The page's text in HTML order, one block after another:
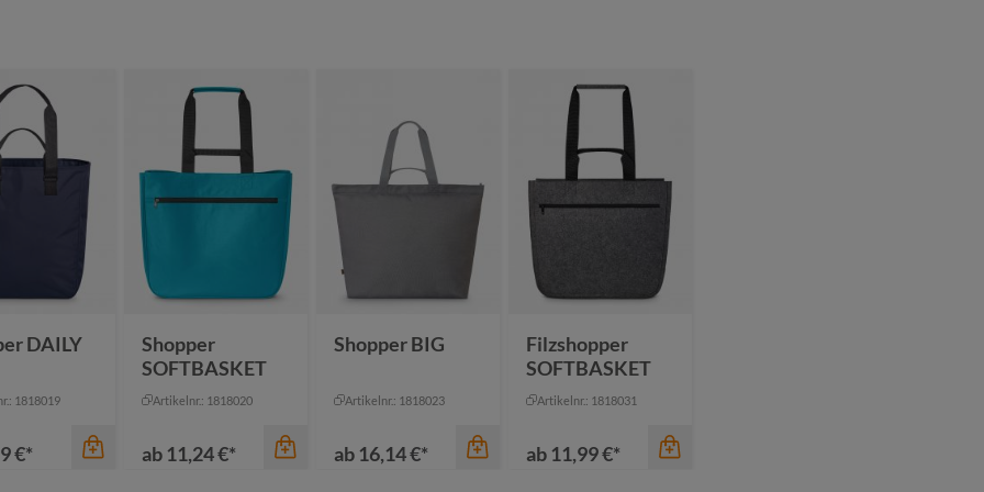
DAILY
1818019
€*
Shopper
SOFTBASKET
Artikelnr.: 1818020
ab11,24 €*
Shopper BIG
Artikelnr.: 1818023
ab16,14 €*
Filzshopper
SOFTBASKET
Artikelnr.: 1818031
ab11,99 €*